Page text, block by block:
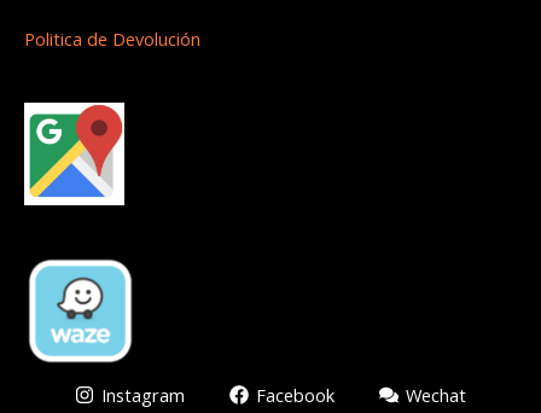
Politica de Devolución
Instagram Facebook Wechat